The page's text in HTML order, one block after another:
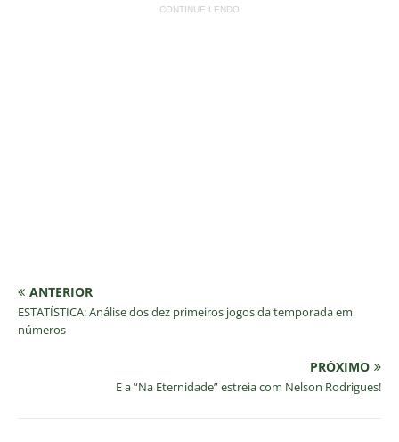
CONTINUE LENDO
ANTERIOR
ESTATÍSTICA: Análise dos dez primeiros jogos da temporada em
números
PRÓXIMO
E a “Na Eternidade” estreia com Nelson Rodrigues!